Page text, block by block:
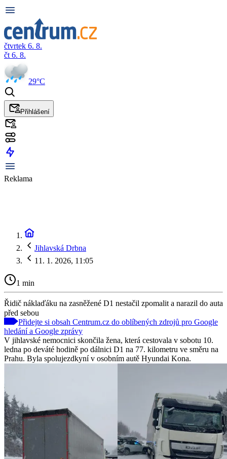
čtvrtek 6. 8.
čt 6. 8.
29°C
Přihlášení
Reklama
Jihlavská Drbna
11. 1. 2026, 11:05
1 min
Řidič náklaďáku na zasněžené D1 nestačil zpomalit a narazil do auta
před sebou
Přidejte si obsah Centrum.cz do oblíbených zdrojů pro Google
hledání a Google zprávy
V jihlavské nemocnici skončila žena, která cestovala v sobotu 10.
ledna po deváté hodině po dálnici D1 na 77. kilometru ve směru na
Prahu. Byla spolujezdkyní v osobním autě Hyundai Kona.